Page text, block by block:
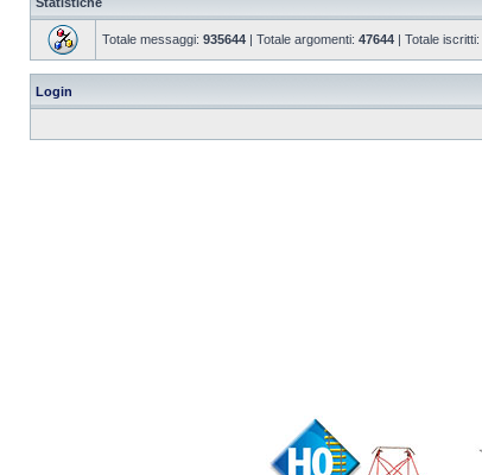
Totale messaggi: 935644 | Totale argomenti: 47644 | Totale iscritti:
Login